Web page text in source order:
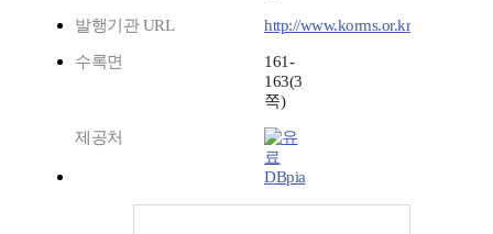
발행기관 URL http://www.korms.or.kr
수록면
161-
163(3
쪽)
제공처
DBpia